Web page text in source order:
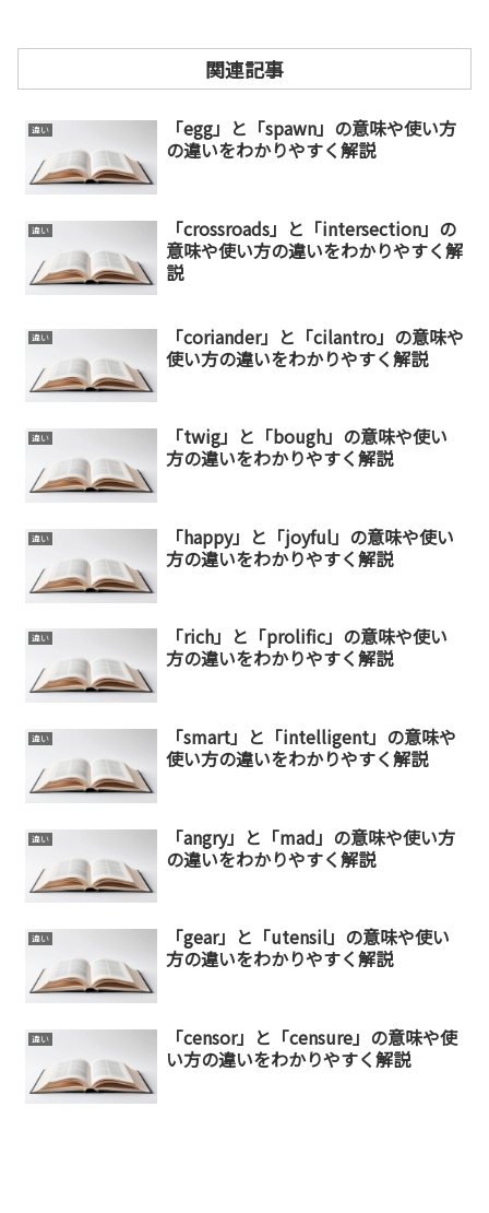
関連記事
違い
「egg」と「spawn」の意味や使い方
の違いをわかりやすく解説
違い
「crossroads」と「intersection」の
意味や使い方の違いをわかりやすく解
説
違い
「coriander」と「cilantro」の意味や
使い方の違いをわかりやすく解説
違い
「twig」と「bough」の意味や使い
方の違いをわかりやすく解説
違い
「happy」と「joyful」の意味や使い
方の違いをわかりやすく解説
違い
「rich」と「prolific」の意味や使い
方の違いをわかりやすく解説
違い
「smart」と「intelligent」の意味や
使い方の違いをわかりやすく解説
違い
「angry」と「mad」の意味や使い方
の違いをわかりやすく解説
違い
「gear」と「utensil」の意味や使い
方の違いをわかりやすく解説
違い
「censor」と「censure」の意味や使
い方の違いをわかりやすく解説